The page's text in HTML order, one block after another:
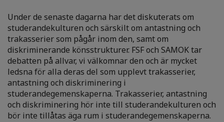
Under de senaste dagarna har det diskuterats om
studerandekulturen och särskilt om antastning och
trakasserier som pågår inom den, samt om
diskriminerande könsstrukturer. FSF och SAMOK tar
debatten på allvar, vi välkomnar den och är mycket
ledsna för alla deras del som upplevt trakasserier,
antastning och diskriminering i
studerandegemenskaperna. Trakasserier, antastning
och diskriminering hör inte till studerandekulturen och
bör inte tillåtas äga rum i studerandegemenskaperna.